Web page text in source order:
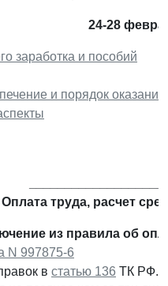
24-28
заработка и пособий
и порядок оказания
Оплата труда, расчет
из правила об
N 997875-6
в статью 136 ТК РФ.